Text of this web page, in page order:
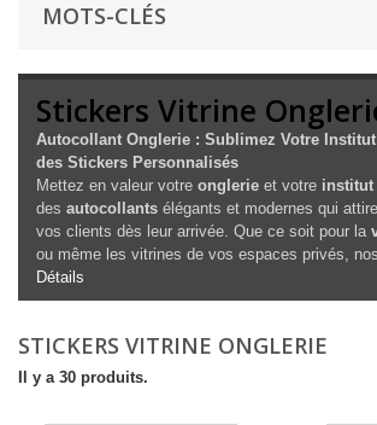
MOTS-CLÉS
Stickers Vitrine
Autocollant Onglerie : Sublimez Votre Institut
des Stickers Personnalisés
Mettez en valeur votre onglerie et votre institut
des autocollants élégants et modernes qui
vos clients dès leur arrivée. Que ce soit pour la
ou même les vitrines de vos espaces privés, nos
Détails
STICKERS VITRINE ONGLERIE
Il y a 30 produits.